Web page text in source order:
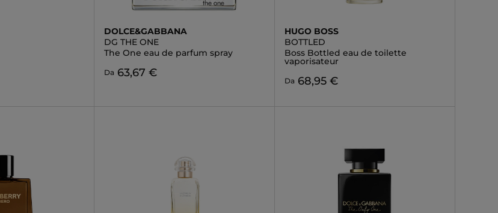
DOLCE&GABBANA
DG THE ONE
The One eau de parfum spray
Da 63,67 €
HUGO BOSS
BOTTLED
Boss Bottled eau de toilette
vaporisateur
Da 68,95 €